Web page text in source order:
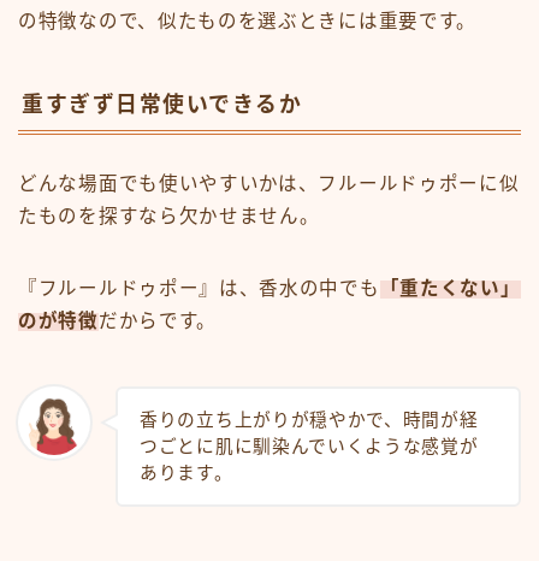
の特徴なので、似たものを選ぶときには重要です。
重すぎず日常使いできるか
どんな場面でも使いやすいかは、フルールドゥポーに似
たものを探すなら欠かせません。
『フルールドゥポー』は、香水の中でも
「重たくない」
のが特徴だからです。
香りの立ち上がりが穏やかで、時間が経
つごとに肌に馴染んでいくような感覚が
あります。